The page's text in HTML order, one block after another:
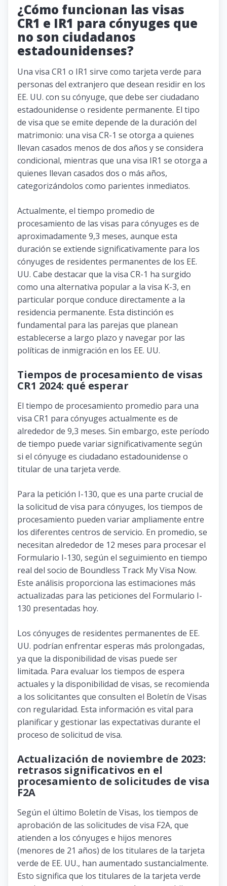
¿Cómo funcionan las visas
CR1 e IR1 para cónyuges que
no son ciudadanos
estadounidenses?
Una visa CR1 o IR1 sirve como tarjeta verde para
personas del extranjero que desean residir en los
EE. UU. con su cónyuge, que debe ser ciudadano
estadounidense o residente permanente. El tipo
de visa que se emite depende de la duración del
matrimonio: una visa CR-1 se otorga a quienes
llevan casados ​​menos de dos años y se considera
condicional, mientras que una visa IR1 se otorga a
quienes llevan casados ​​dos o más años,
categorizándolos como parientes inmediatos.
Actualmente, el tiempo promedio de
procesamiento de las visas para cónyuges es de
aproximadamente 9,3 meses, aunque esta
duración se extiende significativamente para los
cónyuges de residentes permanentes de los EE.
UU. Cabe destacar que la visa CR-1 ha surgido
como una alternativa popular a la visa K-3, en
particular porque conduce directamente a la
residencia permanente. Esta distinción es
fundamental para las parejas que planean
establecerse a largo plazo y navegar por las
políticas de inmigración en los EE. UU.
Tiempos de procesamiento de visas
CR1 2024: qué esperar
El tiempo de procesamiento promedio para una
visa CR1 para cónyuges actualmente es de
alrededor de 9,3 meses. Sin embargo, este período
de tiempo puede variar significativamente según
si el cónyuge es ciudadano estadounidense o
titular de una tarjeta verde.
Para la petición I-130, que es una parte crucial de
la solicitud de visa para cónyuges, los tiempos de
procesamiento pueden variar ampliamente entre
los diferentes centros de servicio. En promedio, se
necesitan alrededor de 12 meses para procesar el
Formulario I-130, según el seguimiento en tiempo
real del socio de Boundless Track My Visa Now.
Este análisis proporciona las estimaciones más
actualizadas para las peticiones del Formulario I-
130 presentadas hoy.
Los cónyuges de residentes permanentes de EE.
UU. podrían enfrentar esperas más prolongadas,
ya que la disponibilidad de visas puede ser
limitada. Para evaluar los tiempos de espera
actuales y la disponibilidad de visas, se recomienda
a los solicitantes que consulten el Boletín de Visas
con regularidad. Esta información es vital para
planificar y gestionar las expectativas durante el
proceso de solicitud de visa.
Actualización de noviembre de 2023:
retrasos significativos en el
procesamiento de solicitudes de visa
F2A
Según el último Boletín de Visas, los tiempos de
aprobación de las solicitudes de visa F2A, que
atienden a los cónyuges e hijos menores
(menores de 21 años) de los titulares de la tarjeta
verde de EE. UU., han aumentado sustancialmente.
Esto significa que los titulares de la tarjeta verde